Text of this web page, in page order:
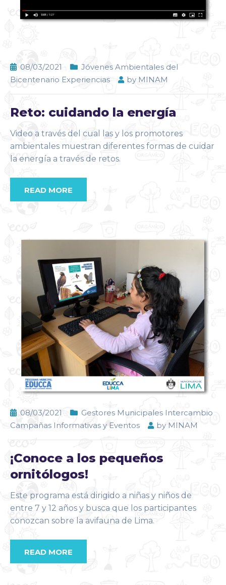
08/03/2021
Jóvenes Ambientales del
Bicentenario Experiencias
by MINAM
Reto: cuidando la energía
Video a través del cual las y los promotores
ambientales muestran diferentes formas de cuidar
la energía a través de retos.
READ MORE
08/03/2021
Gestores Municipales Intercambio
Campañas Informativas y Eventos
by MINAM
¡Conoce a los pequeños
ornitólogos!
Este programa está dirigido a niñas y niños de
entre 7 y 12 años y busca que los participantes
conozcan sobre la avifauna de Lima.
READ MORE